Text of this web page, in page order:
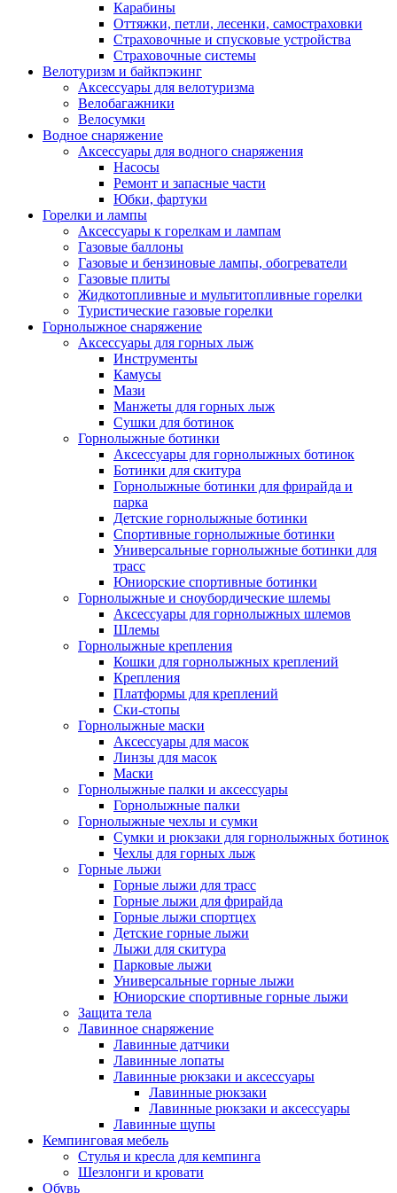
Карабины
Оттяжки, петли, лесенки, самостраховки
Страховочные и спусковые устройства
Страховочные системы
Велотуризм и байкпэкинг
Аксессуары для велотуризма
Велобагажники
Велосумки
Водное снаряжение
Аксессуары для водного снаряжения
Насосы
Ремонт и запасные части
Юбки, фартуки
Горелки и лампы
Аксессуары к горелкам и лампам
Газовые баллоны
Газовые и бензиновые лампы, обогреватели
Газовые плиты
Жидкотопливные и мультитопливные горелки
Туристические газовые горелки
Горнолыжное снаряжение
Аксессуары для горных лыж
Инструменты
Камусы
Мази
Манжеты для горных лыж
Сушки для ботинок
Горнолыжные ботинки
Аксессуары для горнолыжных ботинок
Ботинки для скитура
Горнолыжные ботинки для фрирайда и
парка
Детские горнолыжные ботинки
Спортивные горнолыжные ботинки
Универсальные горнолыжные ботинки для
трасс
Юниорские спортивные ботинки
Горнолыжные и сноубордические шлемы
Аксессуары для горнолыжных шлемов
Шлемы
Горнолыжные крепления
Кошки для горнолыжных креплений
Крепления
Платформы для креплений
Ски-стопы
Горнолыжные маски
Аксессуары для масок
Линзы для масок
Маски
Горнолыжные палки и аксессуары
Горнолыжные палки
Горнолыжные чехлы и сумки
Сумки и рюкзаки для горнолыжных ботинок
Чехлы для горных лыж
Горные лыжи
Горные лыжи для трасс
Горные лыжи для фрирайда
Горные лыжи спортцех
Детские горные лыжи
Лыжи для скитура
Парковые лыжи
Универсальные горные лыжи
Юниорские спортивные горные лыжи
Защита тела
Лавинное снаряжение
Лавинные датчики
Лавинные лопаты
Лавинные рюкзаки и аксессуары
Лавинные рюкзаки
Лавинные рюкзаки и аксессуары
Лавинные щупы
Кемпинговая мебель
Стулья и кресла для кемпинга
Шезлонги и кровати
Обувь